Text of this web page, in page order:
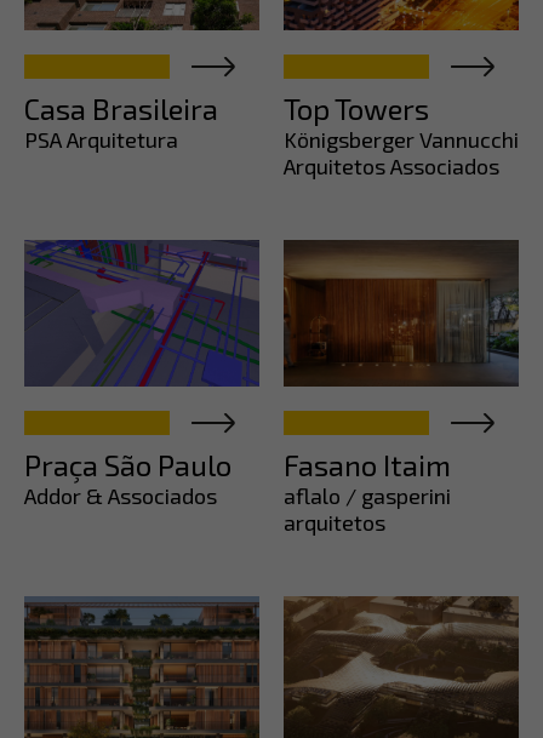
Casa Brasileira
PSA Arquitetura
Top Towers
Königsberger Vannucchi
Arquitetos Associados
Praça São Paulo
Addor & Associados
Fasano Itaim
aflalo / gasperini
arquitetos